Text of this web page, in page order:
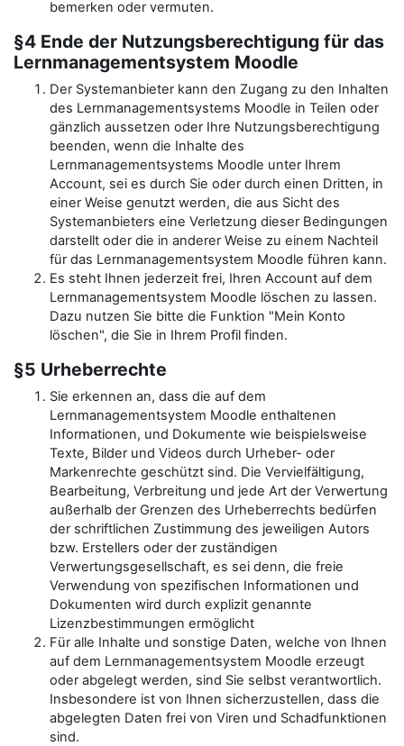
bemerken oder vermuten.
§4 Ende der Nutzungsberechtigung für das
Lernmanagementsystem Moodle
Der Systemanbieter kann den Zugang zu den Inhalten
des Lernmanagementsystems Moodle in Teilen oder
gänzlich aussetzen oder Ihre Nutzungsberechtigung
beenden, wenn die Inhalte des
Lernmanagementsystems Moodle unter Ihrem
Account, sei es durch Sie oder durch einen Dritten, in
einer Weise genutzt werden, die aus Sicht des
Systemanbieters eine Verletzung dieser Bedingungen
darstellt oder die in anderer Weise zu einem Nachteil
für das Lernmanagementsystem Moodle führen kann.
Es steht Ihnen jederzeit frei, Ihren Account auf dem
Lernmanagementsystem Moodle löschen zu lassen.
Dazu nutzen Sie bitte die Funktion "Mein Konto
löschen", die Sie in Ihrem Profil finden.
§5 Urheberrechte
Sie erkennen an, dass die auf dem
Lernmanagementsystem Moodle enthaltenen
Informationen, und Dokumente wie beispielsweise
Texte, Bilder und Videos durch Urheber- oder
Markenrechte geschützt sind. Die Vervielfältigung,
Bearbeitung, Verbreitung und jede Art der Verwertung
außerhalb der Grenzen des Urheberrechts bedürfen
der schriftlichen Zustimmung des jeweiligen Autors
bzw. Erstellers oder der zuständigen
Verwertungsgesellschaft, es sei denn, die freie
Verwendung von spezifischen Informationen und
Dokumenten wird durch explizit genannte
Lizenzbestimmungen ermöglicht
Für alle Inhalte und sonstige Daten, welche von Ihnen
auf dem Lernmanagementsystem Moodle erzeugt
oder abgelegt werden, sind Sie selbst verantwortlich.
Insbesondere ist von Ihnen sicherzustellen, dass die
abgelegten Daten frei von Viren und Schadfunktionen
sind.